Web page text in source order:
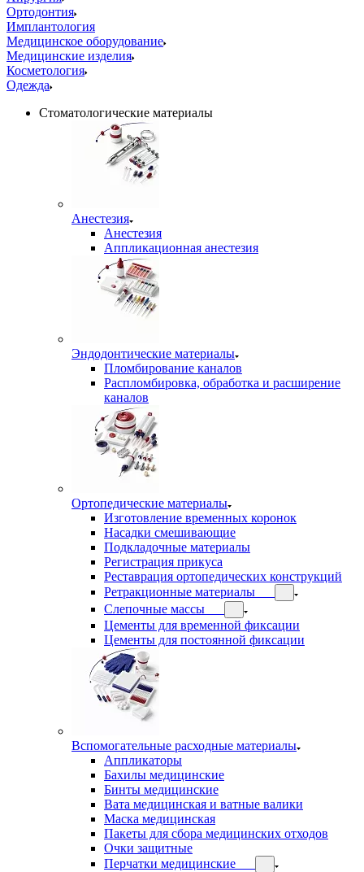
Ортодонтия
Имплантология
Медицинское оборудование
Медицинские изделия
Косметология
Одежда
Стоматологические материалы
Анестезия
Анестезия
Аппликационная анестезия
Эндодонтические материалы
Пломбирование каналов
Распломбировка, обработка и расширение
каналов
Ортопедические материалы
Изготовление временных коронок
Насадки смешивающие
Подкладочные материалы
Регистрация прикуса
Реставрация ортопедических конструкций
Ретракционные материалы
Слепочные массы
Цементы для временной фиксации
Цементы для постоянной фиксации
Вспомогательные расходные материалы
Аппликаторы
Бахилы медицинские
Бинты медицинские
Вата медицинская и ватные валики
Маска медицинская
Пакеты для сбора медицинских отходов
Очки защитные
Перчатки медицинские